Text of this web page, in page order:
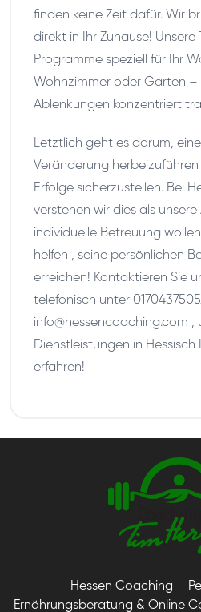
finden keine Zeit dafür. Wir
direkt in Ihr Zuhause! Unsere
Programme speziell für Ihr
Wohnzimmer oder Garten –
Ablenkungen konzentriert
Letztlich geht es darum,
Veränderung
Erfolge sicherzustellen. Bei
verstehen wir dies als
individuelle Betreuung
helfen , seine persönlichen
erreichen! Kontaktieren Sie
telefonisch unter
info@hessencoaching.com ,
Dienstleistungen in Hessisch
erfahren!
Hessen Coaching –
Ernährungsberatung & Online